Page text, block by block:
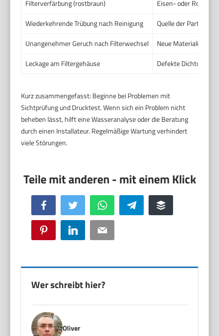
Filterverfärbung (rostbraun)
Eisen- oder
Wiederkehrende Trübung nach Reinigung
Quelle der Partikel
Unangenehmer Geruch nach Filterwechsel
Neue Materialien
Leckage am Filtergehäuse
Defekte Dichtung
Kurz zusammengefasst: Beginne bei Problemen mit
Sichtprüfung und Drucktest. Wenn sich ein Problem nicht
beheben lässt, hilft eine Wasseranalyse oder die Beratung
durch einen Installateur. Regelmäßige Wartung verhindert
viele Störungen.
Facebook Twitter WhatsApp Telegram Buffer
Pinterest LinkedIn Email
Wer schreibt hier?
Oliver